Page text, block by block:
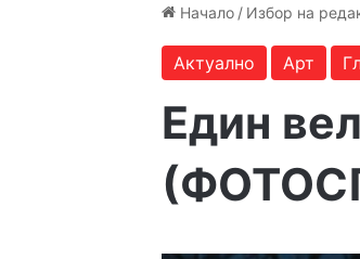
Начало / Избор на
Актуално Арт
Един